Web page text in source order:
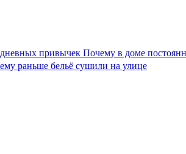
привычекПочему в доме
раньше бельё сушили на улице